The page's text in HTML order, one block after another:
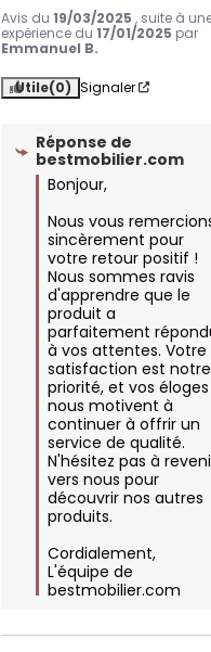
Avis du19/03/2025 , suite à
expérience du17/01/2025 par
Emmanuel B.
Utile(0) Signaler
Réponse de
bestmobilier.com
Bonjour,
Nous vous
sincèrement pour
votre retour positif !
Nous sommes ravis
d'apprendre que le
produit a
parfaitement
à vos attentes. Votre
satisfaction est notre
priorité, et vos éloges
nous motivent à
continuer à offrir un
service de qualité.
N'hésitez pas à
vers nous pour
découvrir nos autres
produits.
Cordialement,
L'équipe de
bestmobilier.com